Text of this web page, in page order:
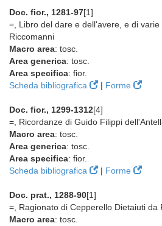
Doc. fior., 1281-97[1]
=, Libro del dare e dell'avere, e di
Riccomanni
Macro area: tosc.
Area generica: tosc.
Area specifica: fior.
Scheda bibliografica
| Forme
Doc. fior., 1299-1312[4]
=, Ricordanze di Guido Filippi
Macro area: tosc.
Area generica: tosc.
Area specifica: fior.
Scheda bibliografica
| Forme
Doc. prat., 1288-90[1]
=, Ragionato di Cepperello Dietaiuti da
Macro area: tosc.